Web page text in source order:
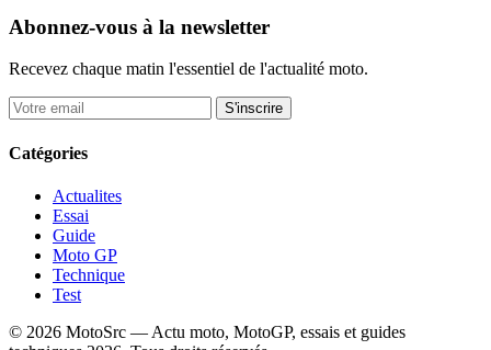
Abonnez-vous à la newsletter
Recevez chaque matin l'essentiel de l'actualité moto.
S'inscrire
Catégories
Actualites
Essai
Guide
Moto GP
Technique
Test
© 2026 MotoSrc — Actu moto, MotoGP, essais et guides